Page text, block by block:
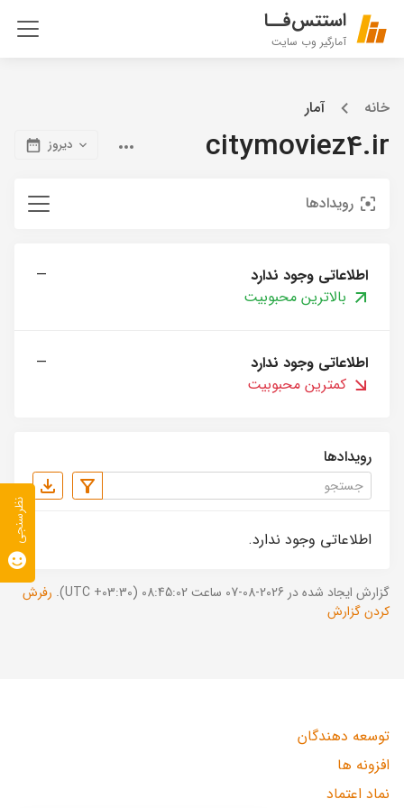
استتس‌فــا
آمارگیر وب سایت
خانه آمار
citymoviez4.ir دیروز
رویدادها
اطلاعاتی وجود ندارد
—
بالاترین محبوبیت
اطلاعاتی وجود ندارد
—
کمترین محبوبیت
رویدادها
اطلاعاتی وجود ندارد.
گزارش ایجاد شده در 2026-08-07 ساعت 08:45:02 (UTC +03:30).
رفرش
کردن گزارش
توسعه دهندگان
افزونه ها
نماد اعتماد
نظرسنجی